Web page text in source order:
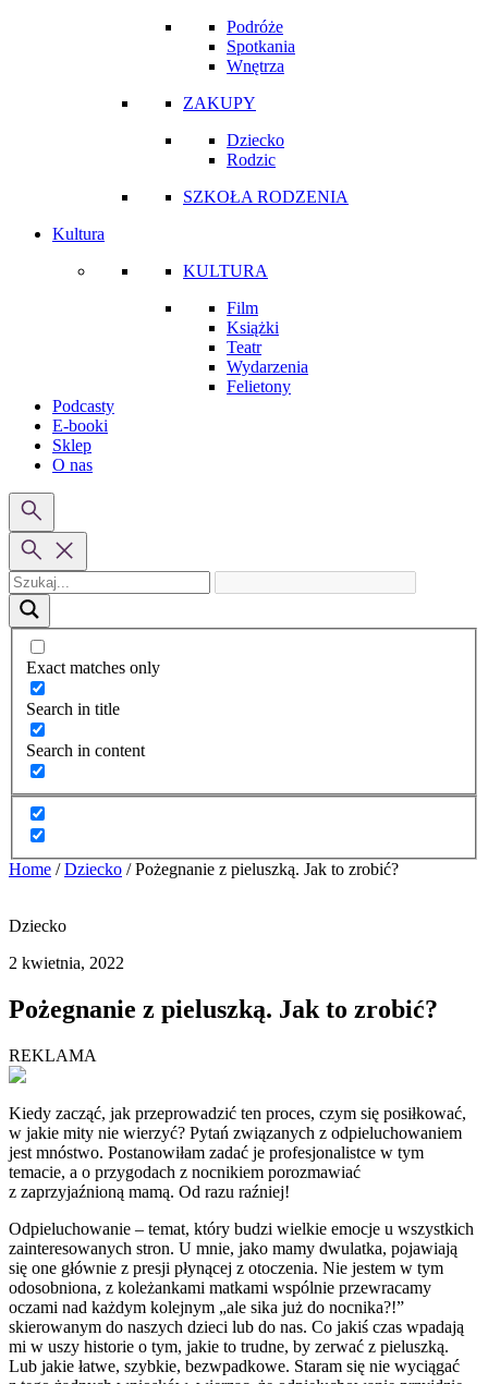
Podróże
Spotkania
Wnętrza
ZAKUPY
Dziecko
Rodzic
SZKOŁA RODZENIA
Kultura
KULTURA
Film
Książki
Teatr
Wydarzenia
Felietony
Podcasty
E-booki
Sklep
O nas
Exact matches only
Search in title
Search in content
Home / Dziecko / Pożegnanie z pieluszką. Jak to zrobić?
Dziecko
2 kwietnia, 2022
Pożegnanie z pieluszką. Jak to zrobić?
REKLAMA
Kiedy zacząć, jak przeprowadzić ten proces, czym się posiłkować,
w jakie mity nie wierzyć? Pytań związanych z odpieluchowaniem
jest mnóstwo. Postanowiłam zadać je profesjonalistce w tym
temacie, a o przygodach z nocnikiem porozmawiać
z zaprzyjaźnioną mamą. Od razu raźniej!
Odpieluchowanie – temat, który budzi wielkie emocje u wszystkich
zainteresowanych stron. U mnie, jako mamy dwulatka, pojawiają
się one głównie z presji płynącej z otoczenia. Nie jestem w tym
odosobniona, z koleżankami matkami wspólnie przewracamy
oczami nad każdym kolejnym „ale sika już do nocnika?!”
skierowanym do naszych dzieci lub do nas. Co jakiś czas wpadają
mi w uszy historie o tym, jakie to trudne, by zerwać z pieluszką.
Lub jakie łatwe, szybkie, bezwpadkowe. Staram się nie wyciągać